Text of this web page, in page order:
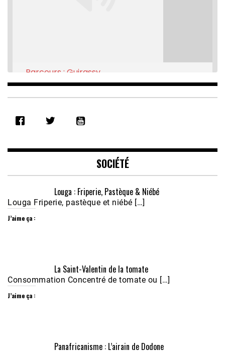
RSS FEED
EMBED
Parcours : Guirassy
Feb 16, 2021 • 28:08
Nobana (Podologue)
Feb 24, 2021 • 28mn
SOCIÉTÉ
Louga : Friperie, Pastèque & Niébé
Louga Friperie, pastèque et niébé […]
J’aime ça :
La Saint-Valentin de la tomate
Consommation Concentré de tomate ou […]
J’aime ça :
Panafricanisme : L’airain de Dodone